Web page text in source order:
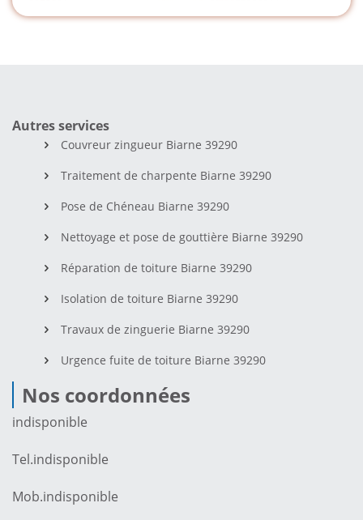
Autres services
Couvreur zingueur Biarne 39290
Traitement de charpente Biarne 39290
Pose de Chéneau Biarne 39290
Nettoyage et pose de gouttière Biarne 39290
Réparation de toiture Biarne 39290
Isolation de toiture Biarne 39290
Travaux de zinguerie Biarne 39290
Urgence fuite de toiture Biarne 39290
Nos coordonnées
indisponible
Tel.indisponible
Mob.indisponible